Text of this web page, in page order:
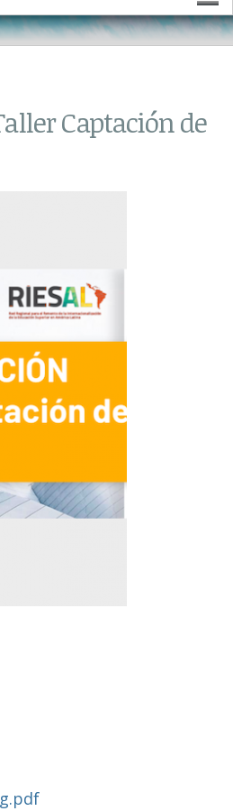
Captación de